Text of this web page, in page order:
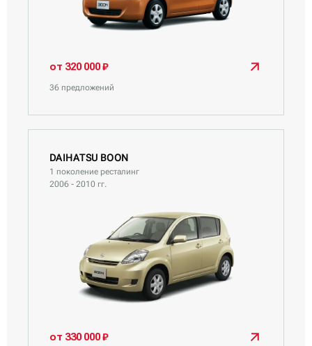
от 320 000 ₽
36 предложений
DAIHATSU BOON
1 поколение ресталинг
2006 - 2010 гг.
от 330 000 ₽